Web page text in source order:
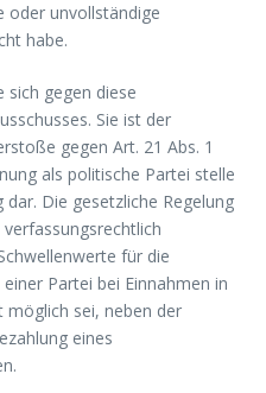
oder unvollständige
habe.
sich gegen diese
Sie ist der
gegen Art. 21 Abs. 1
als politische Partei stelle
Die gesetzliche Regelung
verfassungsrechtlich
für die
Partei bei Einnahmen in
möglich sei, neben der
eines